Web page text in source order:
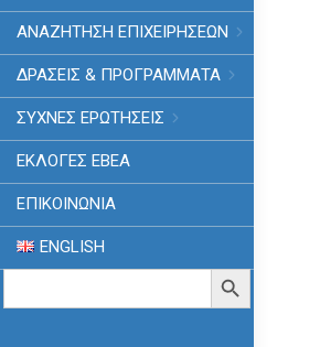
ΑΝΑΖΗΤΗΣΗ ΕΠΙΧΕΙΡΗΣΕΩΝ
ΔΡΑΣΕΙΣ & ΠΡΟΓΡΑΜΜΑΤΑ
ΣΥΧΝΕΣ ΕΡΩΤΗΣΕΙΣ
ΕΚΛΟΓΈΣ ΕΒΕΑ
ΕΠΙΚΟΙΝΩΝΙΑ
ENGLISH
Search
Search Button